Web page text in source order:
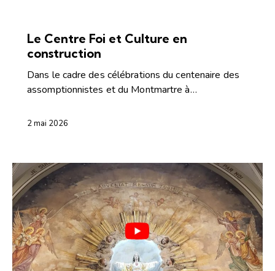
Le Centre Foi et Culture en
construction
Dans le cadre des célébrations du centenaire des
assomptionnistes et du Montmartre à…
2 mai 2026